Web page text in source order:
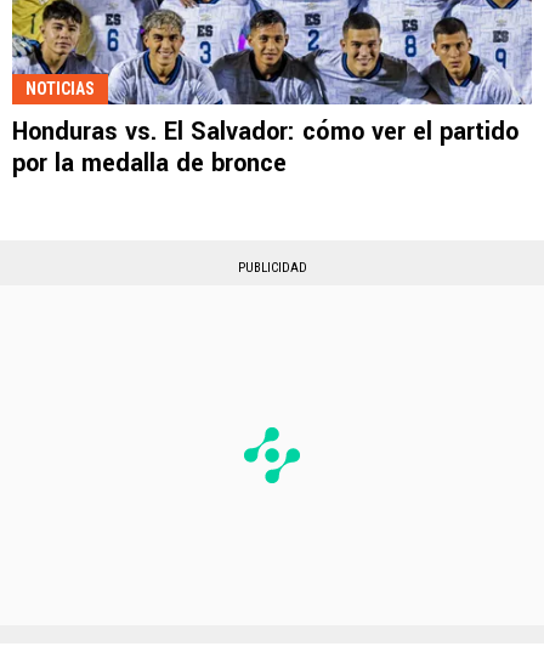
NOTICIAS
Honduras vs. El Salvador: cómo ver el partido
por la medalla de bronce
PUBLICIDAD